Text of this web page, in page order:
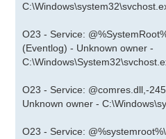
O23 - Service:
(Eventlog) - Unknown owner -
O23 - Service: @comres.dll,-
Unknown owner -
O23 - Service: